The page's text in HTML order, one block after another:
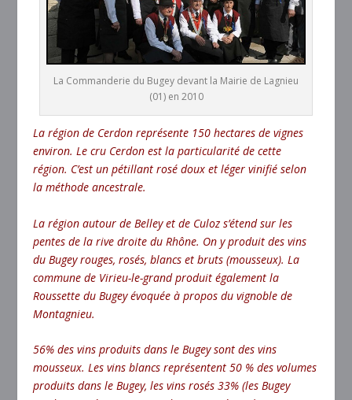
La Commanderie du Bugey devant la Mairie de Lagnieu
(01) en 2010
La région de Cerdon représente 150 hectares de vignes
environ. Le cru Cerdon est la particularité de cette
région. C’est un pétillant rosé doux et léger vinifié selon
la méthode ancestrale.
La région autour de Belley et de Culoz s’étend sur les
pentes de la rive droite du Rhône. On y produit des vins
du Bugey rouges, rosés, blancs et bruts (mousseux). La
commune de Virieu-le-grand produit également la
Roussette du Bugey évoquée à propos du vignoble de
Montagnieu.
56% des vins produits dans le Bugey sont des vins
mousseux. Les vins blancs représentent 50 % des volumes
produits dans le Bugey, les vins rosés 33% (les Bugey